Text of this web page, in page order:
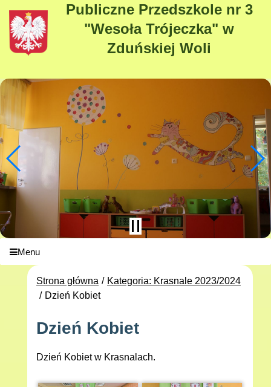
Publiczne Przedszkole nr 3
"Wesoła Trójeczka" w
Zduńskiej Woli
Menu
Strona główna
Kategoria: Krasnale 2023/2024
Dzień Kobiet
Dzień Kobiet
Dzień Kobiet w Krasnalach.